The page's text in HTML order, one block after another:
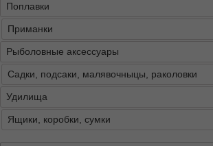
Поплавки
Приманки
Рыболовные аксессуары
Садки, подсаки, малявочныцы, раколовки
Удилища
Ящики, коробки, сумки